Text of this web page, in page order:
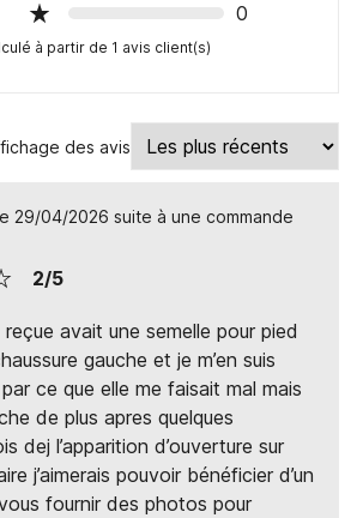
0
à partir de 1 avis client(s)
des avis
29/04/2026 suite à une commande
2/5
reçue avait une semelle pour pied
gauche et je m’en suis
ce que elle me faisait mal mais
de plus apres quelques
dej l’apparition d’ouverture sur
j’aimerais pouvoir bénéficier d’un
fournir des photos pour